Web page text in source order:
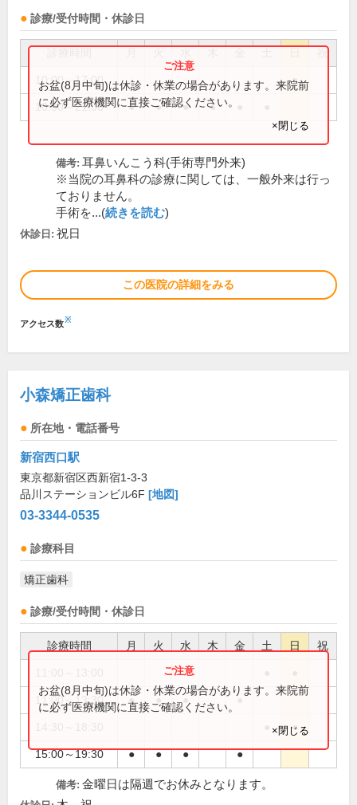
診療/受付時間・休診日
祝
10:00～17:00 ●
10:00～21:00 ● ● ● ●
お盆(8月中旬)は休診・休業の場合があります。来院前
に必ず医療機関に直接ご確認ください。
×閉じる
備考: 耳鼻いんこう科(手術専門外来)
※当院の耳鼻科の診療に関しては、一般外来は行っ
ておりません。
手術を...(続きを読む)
休診日: 祝日
この医院の詳細をみる
アクセス数※
小森矯正歯科
所在地・電話番号
新宿西口駅
東京都新宿区西新宿1-3-3
品川ステーションビル6F [地図]
03-3344-0535
診療科目
矯正歯科
診療/受付時間・休診日
診療時間 月 火 水 木 金 土 日 祝
11:00～13:30 ● ● ● ●
●
15:00～19:30 ● ● ● ●
お盆(8月中旬)は休診・休業の場合があります。来院前
に必ず医療機関に直接ご確認ください。
×閉じる
備考: 金曜日は隔週でお休みとなります。